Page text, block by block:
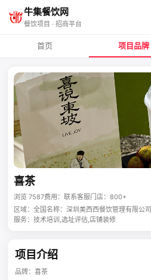
牛集餐饮网
餐饮项目 · 招商平台
首页 项目品牌
喜茶
浏览 7587费用：联系客服门店：800+
区域：全国 名称：深圳美西西餐饮管理有限公司
服务：技术培训,选址评估,店铺装修
项目介绍
品牌：喜茶